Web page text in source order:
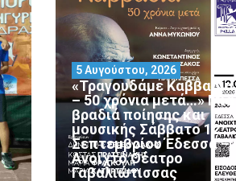
«Τραγουδάμε Καββαδία
– 50 χρόνια μετά…» Μια
βραδιά ποίησης και
μουσικής Σάββατο 12
Σεπτεμβρίου Έδεσσα –
Ανοιχτό Θέατρο
Γαβαλιώτισσας
5 Αυγούστου, 2026